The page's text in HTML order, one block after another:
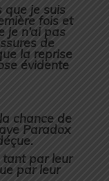
que je suis
fois et
je n’ai pas
de
la reprise
évidente
chance de
Paradox
tant par leur
par leur